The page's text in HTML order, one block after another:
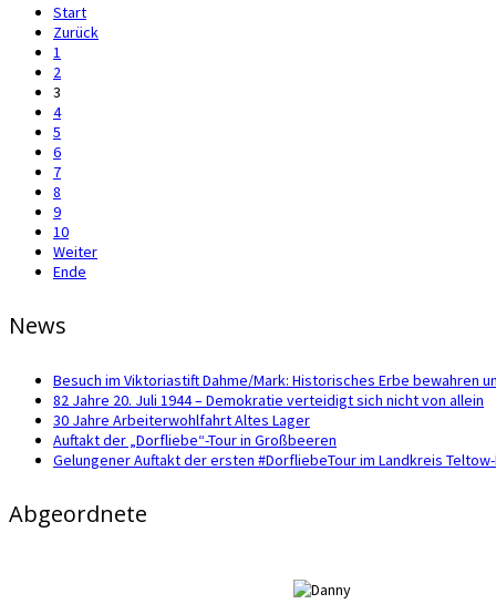
Start
Zurück
1
2
3
4
5
6
7
8
9
10
Weiter
Ende
News
Besuch im Viktoriastift Dahme/Mark: Historisches Erbe bewahren
82 Jahre 20. Juli 1944 – Demokratie verteidigt sich nicht von allein
30 Jahre Arbeiterwohlfahrt Altes Lager
Auftakt der „Dorfliebe“-Tour in Großbeeren
Gelungener Auftakt der ersten #DorfliebeTour im Landkreis
Abgeordnete